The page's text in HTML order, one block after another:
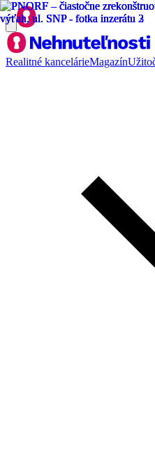
Realitné kancelárieMagazín